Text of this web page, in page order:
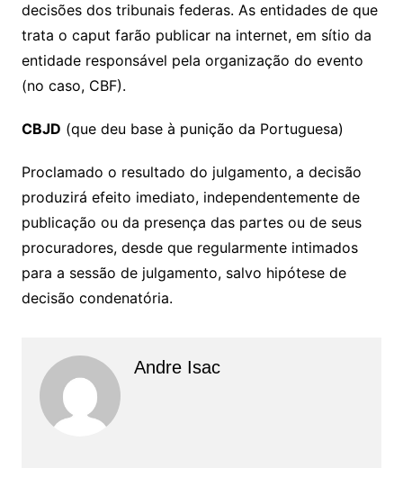
decisões dos tribunais federas. As entidades de que
trata o caput farão publicar na internet, em sítio da
entidade responsável pela organização do evento
(no caso, CBF).
CBJD (que deu base à punição da Portuguesa)
Proclamado o resultado do julgamento, a decisão
produzirá efeito imediato, independentemente de
publicação ou da presença das partes ou de seus
procuradores, desde que regularmente intimados
para a sessão de julgamento, salvo hipótese de
decisão condenatória.
Andre Isac